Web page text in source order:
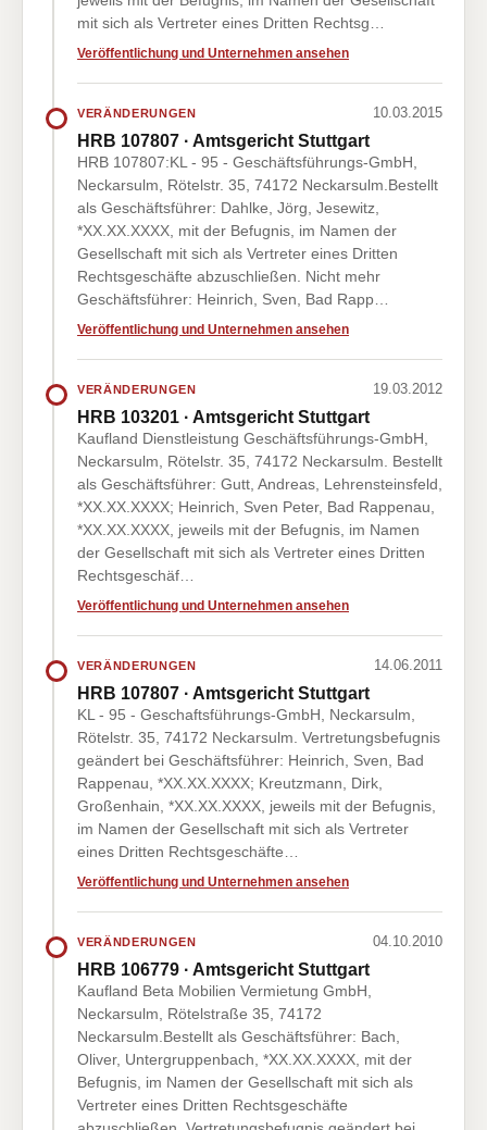
mit sich als Vertreter eines Dritten Rechtsg…
Veröffentlichung und Unternehmen ansehen
VERÄNDERUNGEN 10.03.2015
HRB 107807 · Amtsgericht Stuttgart
HRB 107807:KL - 95 - Geschäftsführungs-GmbH,
Neckarsulm, Rötelstr. 35, 74172 Neckarsulm.Bestellt
als Geschäftsführer: Dahlke, Jörg, Jesewitz,
*XX.XX.XXXX, mit der Befugnis, im Namen der
Gesellschaft mit sich als Vertreter eines Dritten
Rechtsgeschäfte abzuschließen. Nicht mehr
Geschäftsführer: Heinrich, Sven, Bad Rapp…
Veröffentlichung und Unternehmen ansehen
VERÄNDERUNGEN 19.03.2012
HRB 103201 · Amtsgericht Stuttgart
Kaufland Dienstleistung Geschäftsführungs-GmbH,
Neckarsulm, Rötelstr. 35, 74172 Neckarsulm. Bestellt
als Geschäftsführer: Gutt, Andreas, Lehrensteinsfeld,
*XX.XX.XXXX; Heinrich, Sven Peter, Bad Rappenau,
*XX.XX.XXXX, jeweils mit der Befugnis, im Namen
der Gesellschaft mit sich als Vertreter eines Dritten
Rechtsgeschäf…
Veröffentlichung und Unternehmen ansehen
VERÄNDERUNGEN 14.06.2011
HRB 107807 · Amtsgericht Stuttgart
KL - 95 - Geschaftsführungs-GmbH, Neckarsulm,
Rötelstr. 35, 74172 Neckarsulm. Vertretungsbefugnis
geändert bei Geschäftsführer: Heinrich, Sven, Bad
Rappenau, *XX.XX.XXXX; Kreutzmann, Dirk,
Großenhain, *XX.XX.XXXX, jeweils mit der Befugnis,
im Namen der Gesellschaft mit sich als Vertreter
eines Dritten Rechtsgeschäfte…
Veröffentlichung und Unternehmen ansehen
VERÄNDERUNGEN 04.10.2010
HRB 106779 · Amtsgericht Stuttgart
Kaufland Beta Mobilien Vermietung GmbH,
Neckarsulm, Rötelstraße 35, 74172
Neckarsulm.Bestellt als Geschäftsführer: Bach,
Oliver, Untergruppenbach, *XX.XX.XXXX, mit der
Befugnis, im Namen der Gesellschaft mit sich als
Vertreter eines Dritten Rechtsgeschäfte